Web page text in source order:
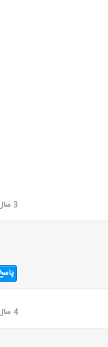
3 سال قبل
4 سال قبل